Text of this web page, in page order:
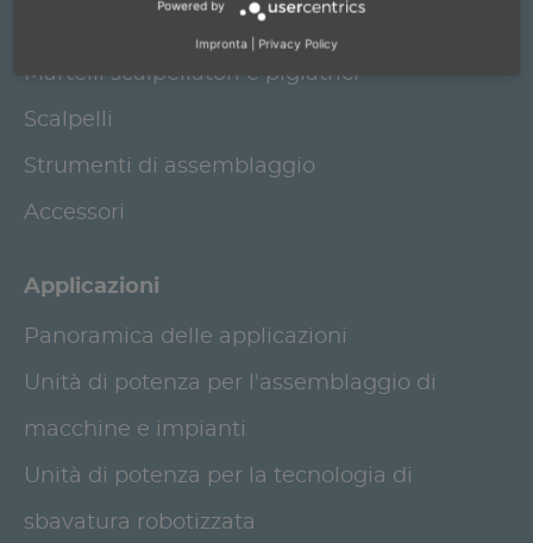
Martelli scalpellatori e pigiatrici
Scalpelli
Strumenti di assemblaggio
Accessori
Applicazioni
Panoramica delle applicazioni
Unità di potenza per l'assemblaggio di
macchine e impianti
Unità di potenza per la tecnologia di
sbavatura robotizzata
Powered by
Impronta Privacy Policy